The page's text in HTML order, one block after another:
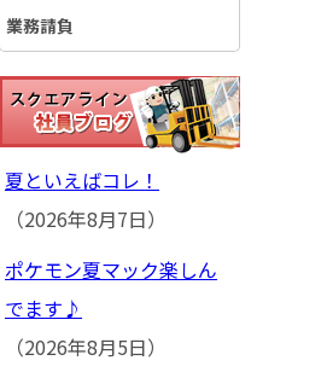
業務請負
夏といえばコレ！
（2026年8月7日）
ポケモン夏マック楽しん
でます♪
（2026年8月5日）